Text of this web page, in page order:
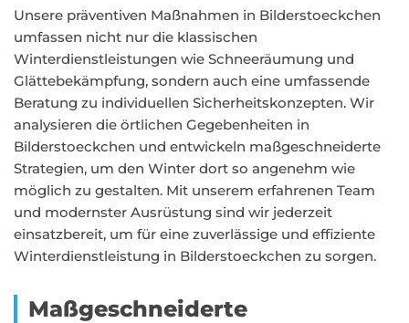
Unsere präventiven Maßnahmen in Bilderstoeckchen
umfassen nicht nur die klassischen
Winterdienstleistungen wie Schneeräumung und
Glättebekämpfung, sondern auch eine umfassende
Beratung zu individuellen Sicherheitskonzepten. Wir
analysieren die örtlichen Gegebenheiten in
Bilderstoeckchen und entwickeln maßgeschneiderte
Strategien, um den Winter dort so angenehm wie
möglich zu gestalten. Mit unserem erfahrenen Team
und modernster Ausrüstung sind wir jederzeit
einsatzbereit, um für eine zuverlässige und effiziente
Winterdienstleistung in Bilderstoeckchen zu sorgen.
Maßgeschneiderte